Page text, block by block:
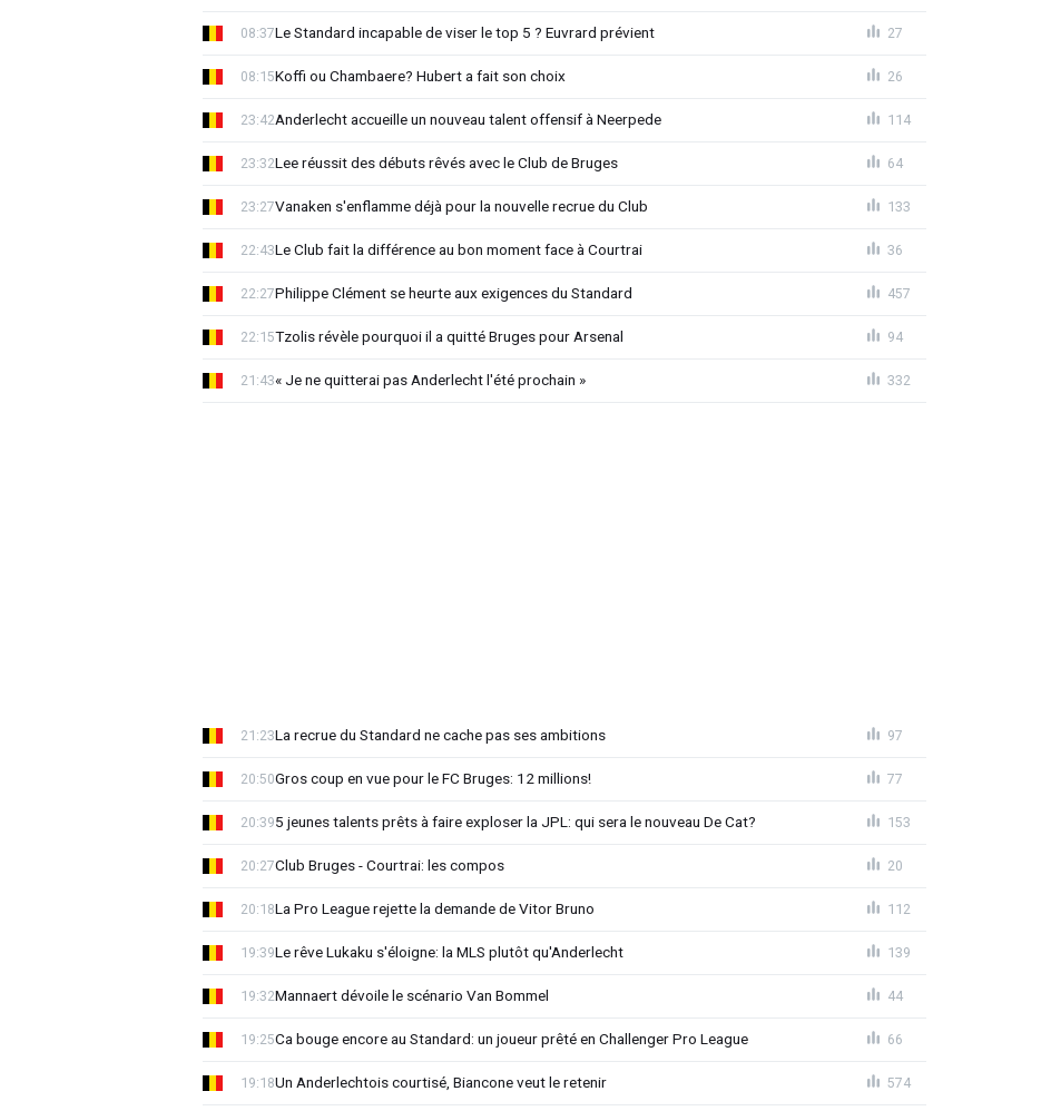
Le Standard incapable de viser le top 5 ? Euvrard prévient
08:37 27
Koffi ou Chambaere? Hubert a fait son choix
08:15 26
Anderlecht accueille un nouveau talent offensif à Neerpede
23:42 114
Lee réussit des débuts rêvés avec le Club de Bruges
23:32 64
Vanaken s'enflamme déjà pour la nouvelle recrue du Club
23:27 133
Le Club fait la différence au bon moment face à Courtrai
22:43 36
Philippe Clément se heurte aux exigences du Standard
22:27 457
Tzolis révèle pourquoi il a quitté Bruges pour Arsenal
22:15 94
« Je ne quitterai pas Anderlecht l'été prochain »
21:43 332
La recrue du Standard ne cache pas ses ambitions
21:23 97
Gros coup en vue pour le FC Bruges: 12 millions!
20:50 77
5 jeunes talents prêts à faire exploser la JPL: qui sera le nouveau De Cat?
20:39 153
Club Bruges - Courtrai: les compos
20:27 20
La Pro League rejette la demande de Vitor Bruno
20:18 112
Le rêve Lukaku s'éloigne: la MLS plutôt qu'Anderlecht
19:39 139
Mannaert dévoile le scénario Van Bommel
19:32 44
Ca bouge encore au Standard: un joueur prêté en Challenger Pro League
19:25 66
Un Anderlechtois courtisé, Biancone veut le retenir
19:18 574